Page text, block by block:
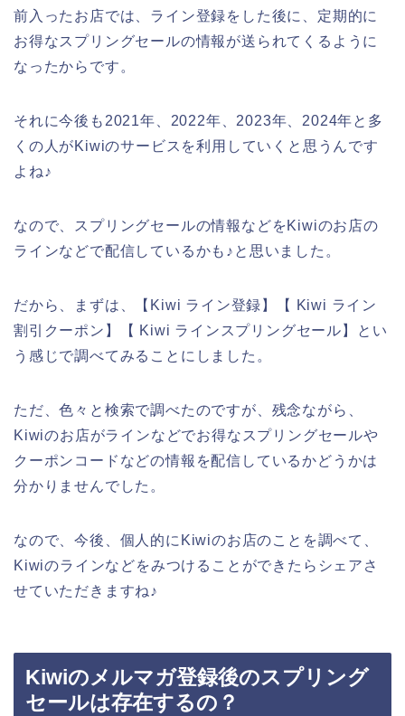
前入ったお店では、ライン登録をした後に、定期的に
お得なスプリングセールの情報が送られてくるように
なったからです。
それに今後も2021年、2022年、2023年、2024年と多
くの人がKiwiのサービスを利用していくと思うんです
よね♪
なので、スプリングセールの情報などをKiwiのお店の
ラインなどで配信しているかも♪と思いました。
だから、まずは、【Kiwi ライン登録】【 Kiwi ライン
割引クーポン】【 Kiwi ラインスプリングセール】とい
う感じで調べてみることにしました。
ただ、色々と検索で調べたのですが、残念ながら、
Kiwiのお店がラインなどでお得なスプリングセールや
クーポンコードなどの情報を配信しているかどうかは
分かりませんでした。
なので、今後、個人的にKiwiのお店のことを調べて、
Kiwiのラインなどをみつけることができたらシェアさ
せていただきますね♪
Kiwiのメルマガ登録後のスプリング
セールは存在するの？